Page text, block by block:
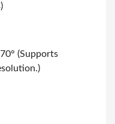
(Supports